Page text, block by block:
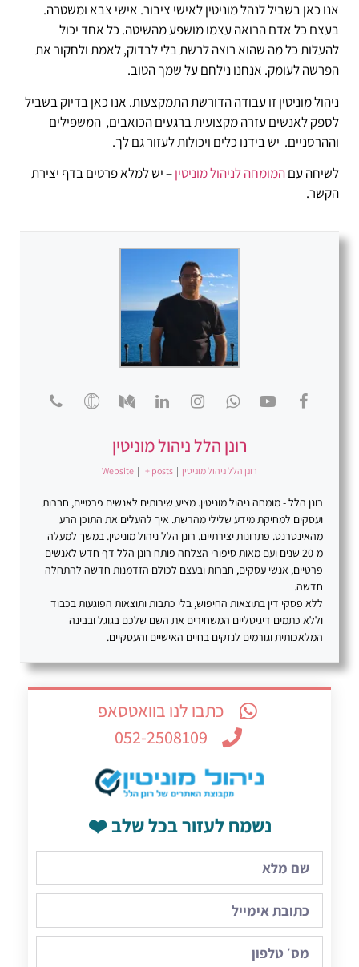
אנו כאן בשביל לנהל מוניטין לאישי ציבור. אישי צבא ומשטרה.
בעצם כל אדם הרואה עצמו מושפע מהשיטה. כל אחד יכול
להעלות כל מה שהוא רוצה לרשת בלי לבדוק, לאמת ולחקור את
הפרשה לעומק. אנחנו נילחם על שמך הטוב.
ניהול מוניטין זו עבודה הדורשת התמקצעות. אנו כאן בדיוק בשביל
לספק לאנשים עזרה מקצועית ברגעים הכואבים, המשפילים
וההרסניים. יש בידנו כלים ויכולות לעזור גם לך.
לשיחה עםהמומחה לניהול מוניטין– יש למלא פרטים בדף יצירת
הקשר.
רונן הלל ניהול מוניטין
רונן הלל ניהול מוניטין |
Website | + posts
רונן הלל - מומחה ניהול מוניטין. מציע שירותים לאנשים פרטיים, חברות
ועסקים למחיקת מידע שלילי מהרשת. איך להעלים את התוכן הרע
מהאינטרנט. פתרונות יצירתיים. רונן הלל ניהול מוניטין. במשך למעלה
מ-20 שנים ועם מאות סיפורי הצלחה פותח רונן הלל דף חדש לאנשים
פרטיים, אנשי עסקים, חברות ובעצם לכולם הזדמנות חדשה להתחלה
חדשה.
ללא פסקי דין בתוצאות החיפוש, בלי כתבות ותוצאות הפוגעות בכבוד
וללא כתמים דיגיטליים המשחירים את השם שלכם בגוגל ובבינה
המלאכותית וגורמים לנזקים בחיים האישיים והעסקיים.
כתבו לנו בוואטסאפ
052-2508109
נשמח לעזור בכל שלב ❤️